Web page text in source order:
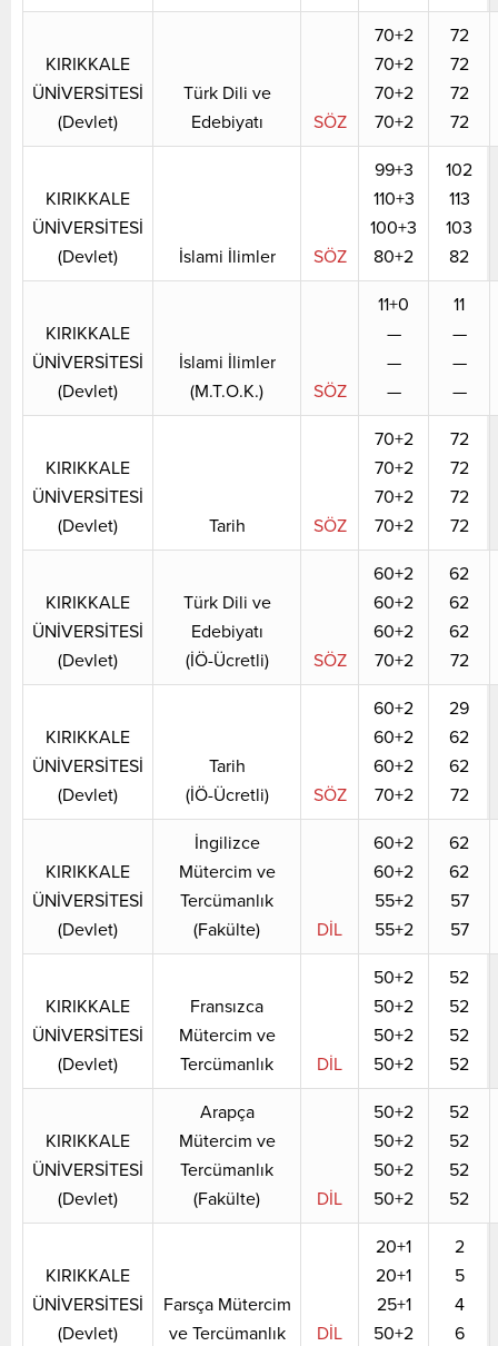
KIRIKKALE
ÜNİVERSİTESİ
(Devlet)
Türk Dili ve
Edebiyatı
SÖZ
70+2
70+2
70+2
70+2
72
72
72
72
KIRIKKALE
ÜNİVERSİTESİ
(Devlet)
İslami İlimler SÖZ
99+3
110+3
100+3
80+2
102
113
103
82
KIRIKKALE
ÜNİVERSİTESİ
(Devlet)
İslami İlimler
(M.T.O.K.)
SÖZ
11+0
—
—
—
11
—
—
—
KIRIKKALE
ÜNİVERSİTESİ
(Devlet)
Tarih SÖZ
70+2
70+2
70+2
70+2
72
72
72
72
KIRIKKALE
ÜNİVERSİTESİ
(Devlet)
Türk Dili ve
Edebiyatı
(İÖ-Ücretli)
SÖZ
60+2
60+2
60+2
70+2
62
62
62
72
KIRIKKALE
ÜNİVERSİTESİ
(Devlet)
Tarih
(İÖ-Ücretli)
SÖZ
60+2
60+2
60+2
70+2
29
62
62
72
KIRIKKALE
ÜNİVERSİTESİ
(Devlet)
İngilizce
Mütercim ve
Tercümanlık
(Fakülte)
DİL
60+2
60+2
55+2
55+2
62
62
57
57
KIRIKKALE
ÜNİVERSİTESİ
(Devlet)
Fransızca
Mütercim ve
Tercümanlık
DİL
50+2
50+2
50+2
50+2
52
52
52
52
KIRIKKALE
ÜNİVERSİTESİ
(Devlet)
Arapça
Mütercim ve
Tercümanlık
(Fakülte)
DİL
50+2
50+2
50+2
50+2
52
52
52
52
KIRIKKALE
ÜNİVERSİTESİ
(Devlet)
Farsça Mütercim
ve Tercümanlık
DİL
20+1
20+1
25+1
50+2
2
5
4
6